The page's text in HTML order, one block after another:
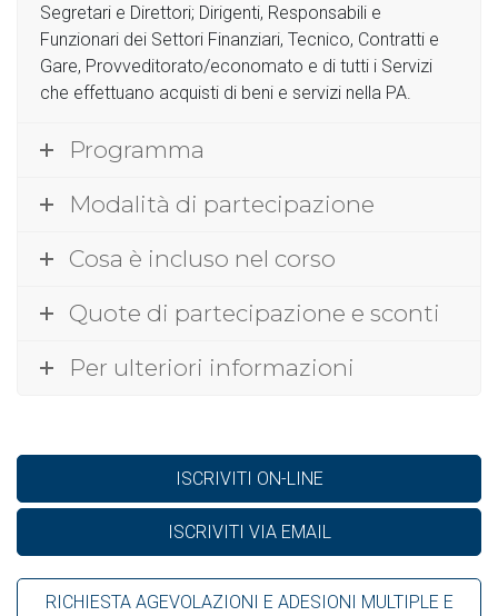
Segretari e Direttori; Dirigenti, Responsabili e
Funzionari dei Settori Finanziari, Tecnico, Contratti e
Gare, Provveditorato/economato e di tutti i Servizi
che effettuano acquisti di beni e servizi nella PA.
Programma
Modalità di partecipazione
Cosa è incluso nel corso
Quote di partecipazione e sconti
Per ulteriori informazioni
ISCRIVITI ON-LINE
ISCRIVITI VIA EMAIL
RICHIESTA AGEVOLAZIONI E ADESIONI MULTIPLE E